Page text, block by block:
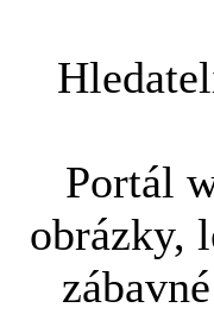
Portál
obrázky,